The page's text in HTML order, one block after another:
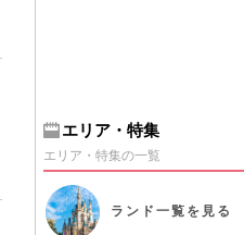
エリア・特集
エリア・特集の一覧
ランド 一覧を見る